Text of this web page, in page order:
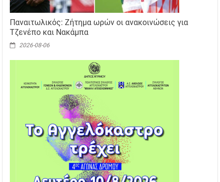
Παναιτωλικός: Ζήτημα ωρών οι ανακοινώσεις για
Τζενέπο και Νακάμπα
2026-08-06